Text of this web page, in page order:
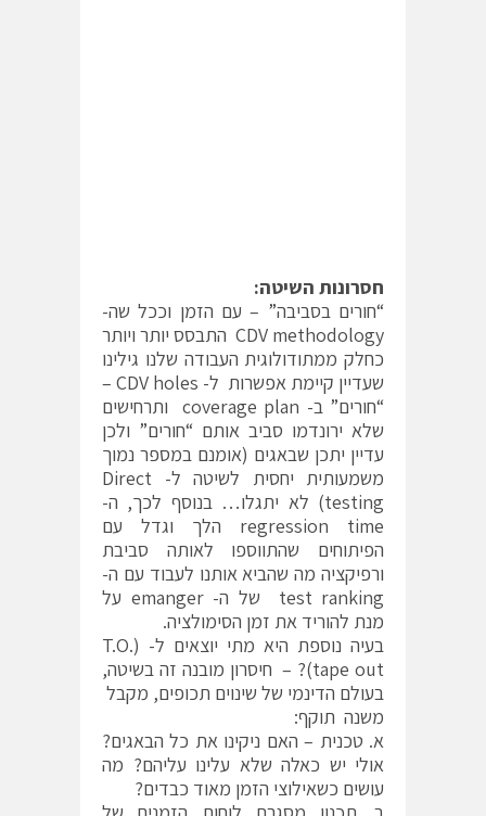
חסרונות השיטה:
“חורים בסביבה” – עם הזמן וככל שה-
CDV methodology התבסס יותר ויותר
כחלק ממתודולוגית העבודה שלנו גילינו
שעדיין קיימת אפשרות ל- CDV holes –
“חורים” ב- coverage plan ותרחישים
שלא ירונדמו סביב אותם “חורים” ולכן
עדיין יתכן שבאגים (אומנם במספר נמוך
משמעותית יחסית לשיטה ל- Direct
testing) לא יתגלו… בנוסף לכך, ה-
regression time הלך וגדל עם
הפיתוחים שהתווספו לאותה סביבת
ורפיקציה מה שהביא אותנו לעבוד עם ה-
test ranking של ה- emanger על
מנת להוריד את זמן הסימולציה.
בעיה נוספת היא מתי יוצאים ל- (T.O.
(tape out? – חיסרון מובנה זה בשיטה,
בעולם הדינמי של שינוים תכופים, מקבל
משנה תוקף:
א. טכנית – האם ניקינו את כל הבאגים?
אולי יש כאלה שלא עלינו עליהם? מה
עושים כשאילוצי הזמן מאוד כבדים?